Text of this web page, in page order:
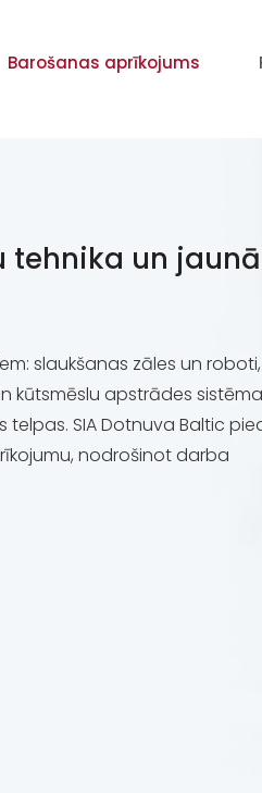
Barošanas aprīkojums
tehnika un
slaukšanas zāles un roboti,
kūtsmēslu apstrādes
SIA Dotnuva Baltic
nodrošinot darba